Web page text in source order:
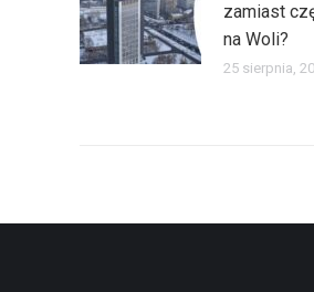
zamiast
na Woli?
25 sierpnia,